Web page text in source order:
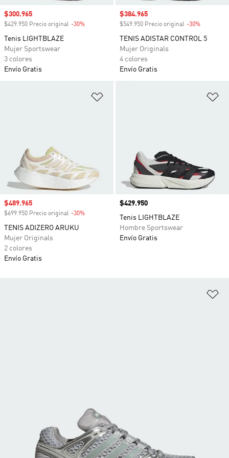
Precio de venta
$300.965
$429.950 Precio original -30%
Tenis LIGHTBLAZE
Mujer Sportswear
3 colores
Envío Gratis
Precio de venta
$384.965
$549.950 Precio original -30%
TENIS ADISTAR CONTROL 5
Mujer Originals
4 colores
Envío Gratis
Precio de venta
$489.965
$699.950 Precio original -30%
TENIS ADIZERO ARUKU
Mujer Originals
2 colores
Envío Gratis
Precio
$429.950
Tenis LIGHTBLAZE
Hombre Sportswear
Envío Gratis